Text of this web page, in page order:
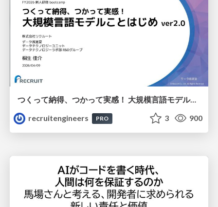
つくって納得、つかって実感！ 大規模言語モデルことはじめ ver2.0
recruitengineers
PRO 3 900